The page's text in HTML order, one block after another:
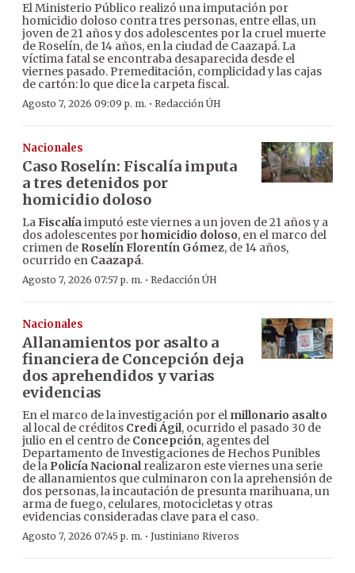
El Ministerio Público realizó una imputación por
homicidio doloso contra tres personas, entre ellas, un
joven de 21 años y dos adolescentes por la cruel muerte
de Roselín, de 14 años, en la ciudad de Caazapá. La
víctima fatal se encontraba desaparecida desde el
viernes pasado. Premeditación, complicidad y las cajas
de cartón: lo que dice la carpeta fiscal.
Agosto 7, 2026 09:09 p. m. · Redacción ÚH
Nacionales
Caso Roselín: Fiscalía imputa
a tres detenidos por
homicidio doloso
LaFiscalíaimputó este viernes a un joven de 21 años y a
dos adolescentes porhomicidio doloso, en el marco del
crimen de Roselín Florentín Gómez, de 14 años,
ocurrido en Caazapá.
Agosto 7, 2026 07:57 p. m. · Redacción ÚH
Nacionales
Allanamientos por asalto a
financiera de Concepción deja
dos aprehendidos y varias
evidencias
En el marco de la investigación por el millonario asalto
al local de créditos Credi Ágil, ocurrido el pasado 30 de
julio en el centro de Concepción, agentes del
Departamento de Investigaciones de Hechos Punibles
de la Policía Nacionalrealizaron este viernes una serie
de allanamientos que culminaron con la aprehensión de
dos personas, la incautación de presunta marihuana, un
arma de fuego, celulares, motocicletas y otras
evidencias consideradas clave para el caso.
Agosto 7, 2026 07:45 p. m. · Justiniano Riveros